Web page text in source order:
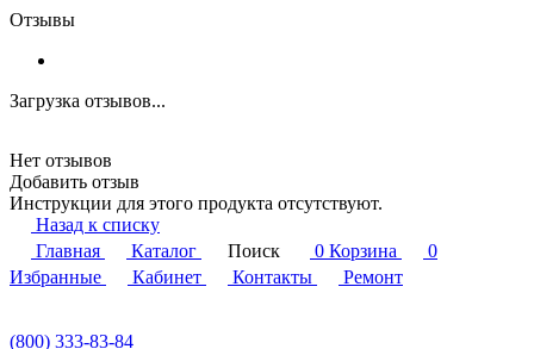
Отзывы
Загрузка отзывов...
Нет отзывов
Добавить отзыв
Инструкции для этого продукта отсутствуют.
Назад к списку
Главная
Каталог Поиск 0 Корзина
0
Избранные
Кабинет Контакты Ремонт
(800) 333-83-84